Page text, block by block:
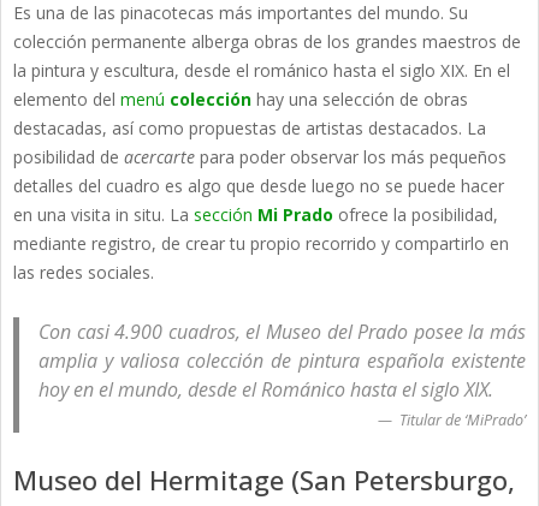
Es una de las pinacotecas más importantes del mundo. Su
colección permanente alberga obras de los grandes maestros de
la pintura y escultura, desde el románico hasta el siglo XIX. En el
elemento del menú colección hay una selección de obras
destacadas, así como propuestas de artistas destacados. La
posibilidad de acercarte para poder observar los más pequeños
detalles del cuadro es algo que desde luego no se puede hacer
en una visita in situ. La sección Mi Prado ofrece la posibilidad,
mediante registro, de crear tu propio recorrido y compartirlo en
las redes sociales.
Con casi 4.900 cuadros, el Museo del Prado posee la más
amplia y valiosa colección de pintura española existente
hoy en el mundo, desde el Románico hasta el siglo XIX.
Titular de ‘MiPrado’
Museo del Hermitage (San Petersburgo,